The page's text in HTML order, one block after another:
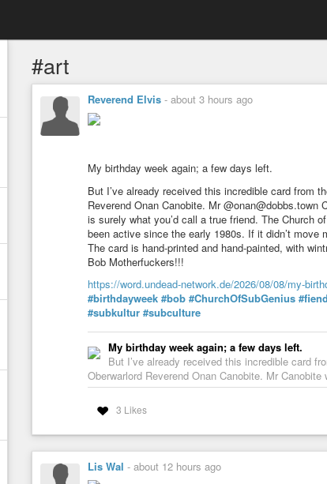
#art
Reverend Elvis - about 3 hours ago
My birthday week again; a few days left.
But I’ve already received this incredible card from
Reverend Onan Canobite. Mr
is surely what you’d call a true friend. The Church
been active since the early 1980s. If it didn’t move
The card is hand-printed and hand-painted, with
Bob Motherfuckers!!!
https://word.undead-network.de/2026/08/08/my-
#birthdayweek #bob #ChurchOfSubGenius
#subkultur #subculture
My birthday week again; a few days left.
But I’ve already received this incredible card
Oberwarlord Reverend Onan Canobite. Mr
3 Likes
Lis Wal - about 12 hours ago